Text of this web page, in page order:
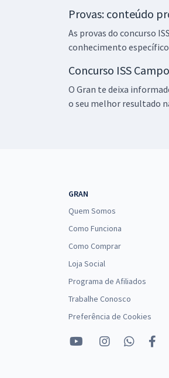
Provas: conteúdo
As provas do concurso
conhecimento
Concurso ISS
O Gran te deixa
o seu melhor resultado
GRAN
Quem Somos
Como Funciona
Como Comprar
Loja Social
Programa de Afiliados
Trabalhe Conosco
Preferência de Cookies